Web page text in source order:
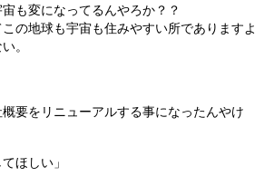
も変になってるんやろか？？
の地球も宇宙も住みやすい所でありますよ
。
要をリニューアルする事になったんやけ
ほしい」